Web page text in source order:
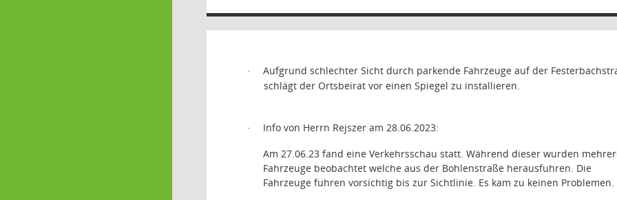
·
Aufgrund schlechter Sicht durch parkende Fahrzeuge auf der
schlägt der Ortsbeirat vor einen Spiegel zu installieren.
·
Info von Herrn Rejszer am 28.06.2023:
Am 27.06.23 fand eine Verkehrsschau statt. Während dieser wurden
Fahrzeuge beobachtet welche aus der Bohlenstraße herausfuhren. Die
Fahrzeuge fuhren vorsichtig bis zur Sichtlinie. Es kam zu keinen Problemen.